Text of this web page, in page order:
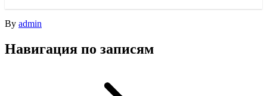
By admin
Навигация по записям